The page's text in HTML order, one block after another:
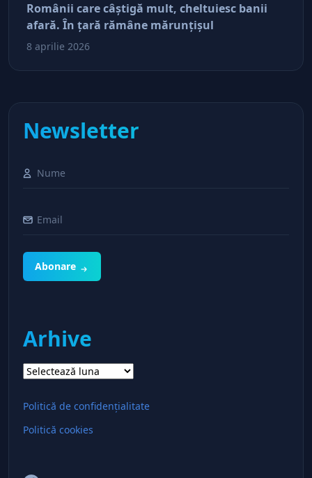
Românii care câştigă mult, cheltuiesc banii
afară. În ţară rămâne mărunţişul
8 aprilie 2026
Newsletter
Abonare
Arhive
Arhive
Politică de confidențialitate
Politică cookies